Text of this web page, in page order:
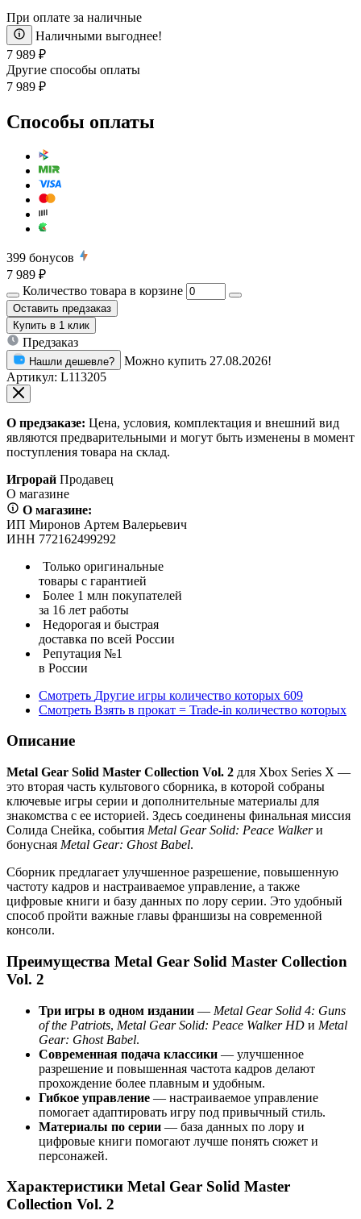
При оплате за наличные
Наличными выгоднее!
7 989 ₽
Другие способы оплаты
7 989 ₽
Способы оплаты
399 бонусов
7 989 ₽
Количество товара в корзине
Оставить предзаказ
Купить в 1 клик
Предзаказ
Нашли дешевле?
Можно купить 27.08.2026!
Артикул: L113205
О предзаказе: Цена, условия, комплектация и внешний вид
являются предварительными и могут быть изменены в момент
поступления товара на склад.
Игрорай Продавец
О магазине
О магазине:
ИП Миронов Артем Валерьевич
ИНН 772162499292
Только оригинальные
товары с гарантией
Более 1 млн покупателей
за 16 лет работы
Недорогая и быстрая
доставка по всей России
Репутация №1
в России
Смотреть Другие игры количество которых 609
Смотреть Взять в прокат = Trade-in количество которых
Описание
Metal Gear Solid Master Collection Vol. 2 для Xbox Series X —
это вторая часть культового сборника, в которой собраны
ключевые игры серии и дополнительные материалы для
знакомства с ее историей. Здесь соединены финальная миссия
Солида Снейка, события Metal Gear Solid: Peace Walkerи
бонусная Metal Gear: Ghost Babel.
Сборник предлагает улучшенное разрешение, повышенную
частоту кадров и настраиваемое управление, а также
цифровые книги и базу данных по лору серии. Это удобный
способ пройти важные главы франшизы на современной
консоли.
Преимущества Metal Gear Solid Master Collection
Vol. 2
Три игры в одном издании — Metal Gear Solid 4: Guns
of the Patriots, Metal Gear Solid: Peace Walker HD и Metal
Gear: Ghost Babel.
Современная подача классики — улучшенное
разрешение и повышенная частота кадров делают
прохождение более плавным и удобным.
Гибкое управление — настраиваемое управление
помогает адаптировать игру под привычный стиль.
Материалы по серии — база данных по лору и
цифровые книги помогают лучше понять сюжет и
персонажей.
Характеристики Metal Gear Solid Master
Collection Vol. 2